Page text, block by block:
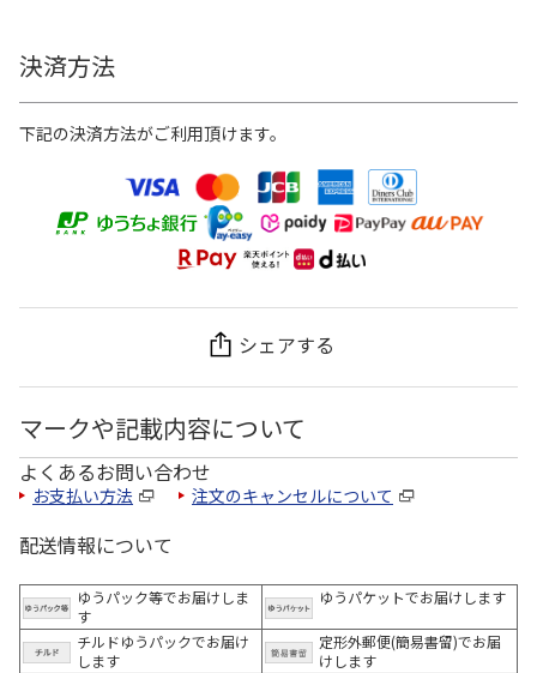
決済方法
下記の決済方法がご利用頂けます。
シェアする
マークや記載内容について
よくあるお問い合わせ
お支払い方法 注文のキャンセルについて
配送情報について
ゆうパック等でお届けしま
す
ゆうパケットでお届けします
チルドゆうパックでお届け
します
定形外郵便(簡易書留)でお届
けします